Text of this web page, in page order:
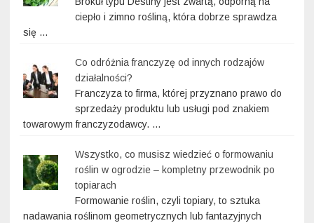
ciepło i zimno rośliną, która dobrze sprawdza
się …
Co odróżnia franczyzę od innych rodzajów
działalności?
Franczyza to firma, której przyznano prawo do
sprzedaży produktu lub usługi pod znakiem
towarowym franczyzodawcy. …
Wszystko, co musisz wiedzieć o formowaniu
roślin w ogrodzie – kompletny przewodnik po
topiarach
Formowanie roślin, czyli topiary, to sztuka
nadawania roślinom geometrycznych lub fantazyjnych